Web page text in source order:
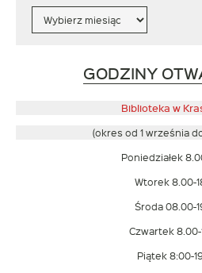
GODZINY
Biblioteka w
(okres od 1 września
Poniedziałek
Wtorek 8.00-
Środa 08.00-
Czwartek 8.00-
Piątek 8:00-